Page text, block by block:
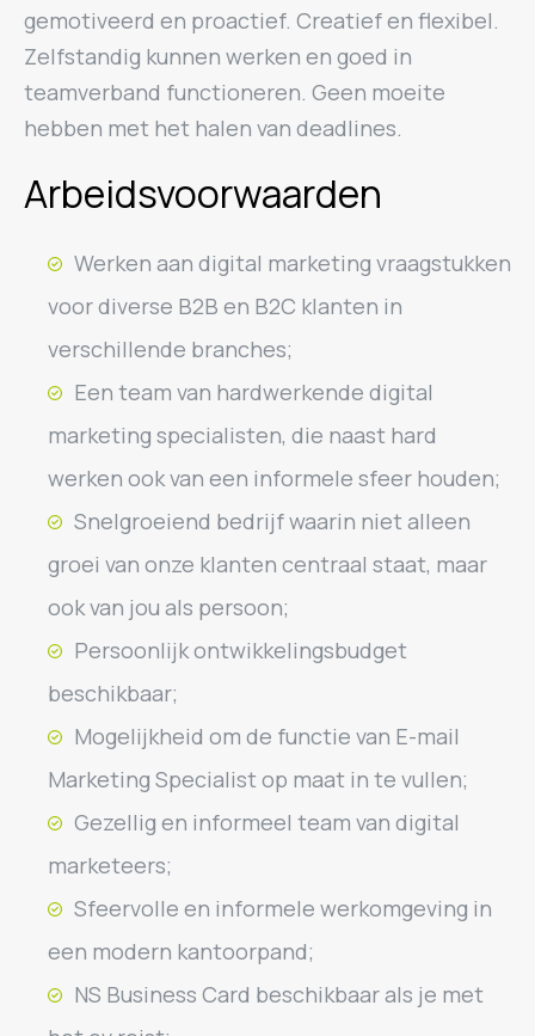
gemotiveerd en proactief. Creatief en flexibel.
Zelfstandig kunnen werken en goed in
teamverband functioneren. Geen moeite
hebben met het halen van deadlines.
Arbeidsvoorwaarden
Werken aan digital marketing vraagstukken
voor diverse B2B en B2C klanten in
verschillende branches;
Een team van hardwerkende digital
marketing specialisten, die naast hard
werken ook van een informele sfeer houden;
Snelgroeiend bedrijf waarin niet alleen
groei van onze klanten centraal staat, maar
ook van jou als persoon;
Persoonlijk ontwikkelingsbudget
beschikbaar;
Mogelijkheid om de functie van E-mail
Marketing Specialist op maat in te vullen;
Gezellig en informeel team van digital
marketeers;
Sfeervolle en informele werkomgeving in
een modern kantoorpand;
NS Business Card beschikbaar als je met